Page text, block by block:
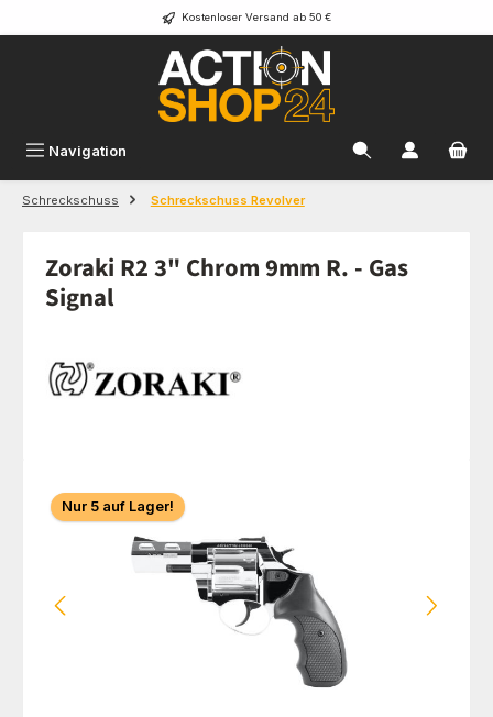
Zum Hauptinhalt springen Kostenloser Versand ab 50 €
Navigation
Schreckschuss Schreckschuss Revolver
Zoraki R2 3" Chrom 9mm R. - Gas
Signal
Bildergalerie überspringen
Nur 5 auf Lager!